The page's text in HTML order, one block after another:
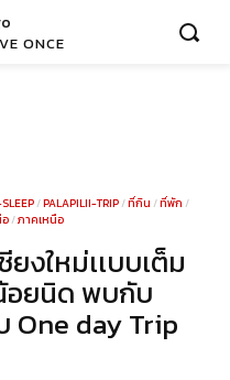
ONCE
/PALAPILII-TRIP /ที่กิน /ที่พัก /
/ภาคเหนือ
ยงใหม่เเบบเต็ม
อยนิด พบกับ
One day Trip